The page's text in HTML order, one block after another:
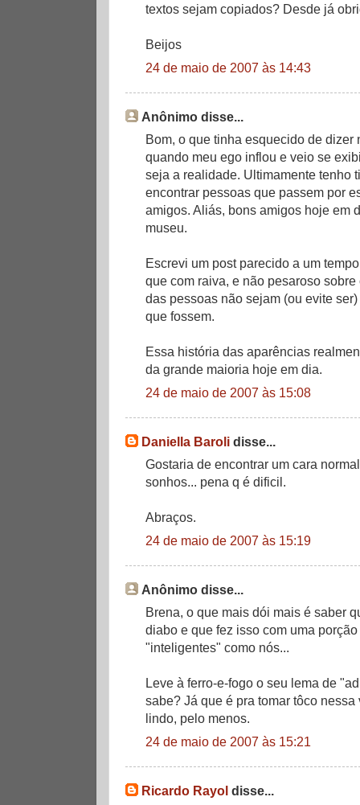
textos sejam copiados? Desde já
Beijos
24 de maio de 2007 às 14:43
Anônimo disse...
Bom, o que tinha esquecido de dizer
quando meu ego inflou e veio se
seja a realidade. Ultimamente tenho
encontrar pessoas que passem por
amigos. Aliás, bons amigos hoje em
museu.
Escrevi um post parecido a um
que com raiva, e não pesaroso
das pessoas não sejam (ou evite
que fossem.
Essa história das aparências
da grande maioria hoje em dia.
24 de maio de 2007 às 15:08
Daniella Baroli disse...
Gostaria de encontrar um cara
sonhos... pena q é dificil.
Abraços.
24 de maio de 2007 às 15:19
Anônimo disse...
Brena, o que mais dói mais é saber
diabo e que fez isso com uma
"inteligentes" como nós...
Leve à ferro-e-fogo o seu lema de
sabe? Já que é pra tomar tôco
lindo, pelo menos.
24 de maio de 2007 às 15:21
Ricardo Rayol disse...